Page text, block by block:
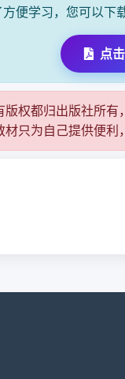
便学习，您可以下
点
权都归出版社所
只为自己提供便利